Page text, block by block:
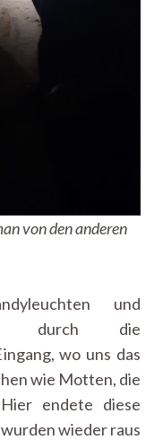
von den anderen
und
durch die
wo uns das
wie Motten, die
endete diese
wieder raus